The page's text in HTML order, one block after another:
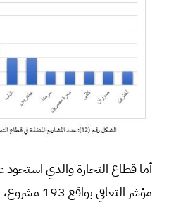
أما قطاع التجارة والذي استحوذ